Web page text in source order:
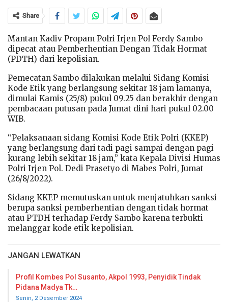
Share
Mantan Kadiv Propam Polri Irjen Pol Ferdy Sambo
dipecat atau Pemberhentian Dengan Tidak Hormat
(PDTH) dari kepolisian.
Pemecatan Sambo dilakukan melalui Sidang Komisi
Kode Etik yang berlangsung sekitar 18 jam lamanya,
dimulai Kamis (25/8) pukul 09.25 dan berakhir dengan
pembacaan putusan pada Jumat dini hari pukul 02.00
WIB.
“Pelaksanaan sidang Komisi Kode Etik Polri (KKEP)
yang berlangsung dari tadi pagi sampai dengan pagi
kurang lebih sekitar 18 jam,” kata Kepala Divisi Humas
Polri Irjen Pol. Dedi Prasetyo di Mabes Polri, Jumat
(26/8/2022).
Sidang KKEP memutuskan untuk menjatuhkan sanksi
berupa sanksi pemberhentian dengan tidak hormat
atau PTDH terhadap Ferdy Sambo karena terbukti
melanggar kode etik kepolisian.
JANGAN LEWATKAN
Profil Kombes Pol Susanto, Akpol 1993, Penyidik Tindak
Pidana Madya Tk…
Senin, 2 Desember 2024